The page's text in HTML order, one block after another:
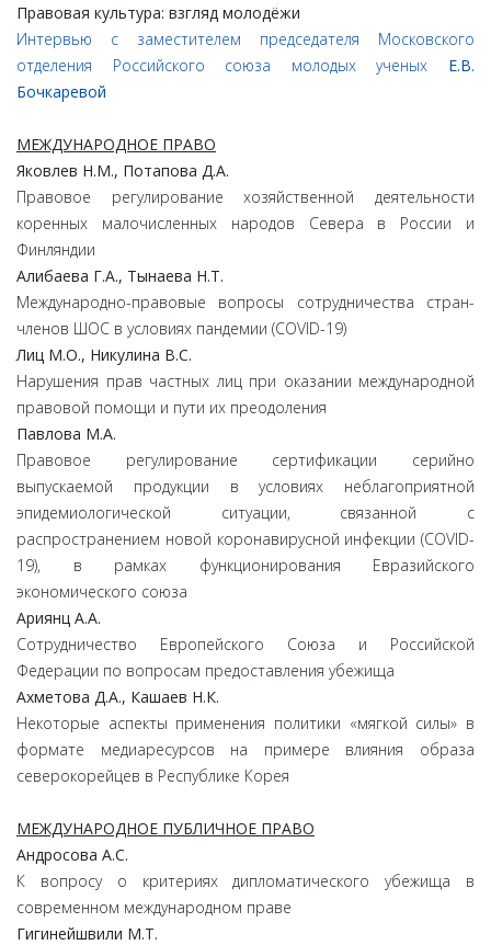
Правовая культура: взгляд молодёжи
Интервью с заместителем председателя Московского
отделения Российского союза молодых ученых Е.В.
Бочкаревой
МЕЖДУНАРОДНОЕ ПРАВО
Яковлев Н.М., Потапова Д.А.
Правовое регулирование хозяйственной деятельности
коренных малочисленных народов Севера в России и
Финляндии
Алибаева Г.А., Тынаева Н.Т.
Международно-правовые вопросы сотрудничества стран-
членов ШОС в условиях пандемии (COVID-19)
Лиц М.О., Никулина В.С.
Нарушения прав частных лиц при оказании международной
правовой помощи и пути их преодоления
Павлова М.А.
Правовое регулирование сертификации серийно
выпускаемой продукции в условиях неблагоприятной
эпидемиологической ситуации, связанной с
распространением новой коронавирусной инфекции (COVID-
19), в рамках функционирования Евразийского
экономического союза
Ариянц А.А.
Сотрудничество Европейского Союза и Российской
Федерации по вопросам предоставления убежища
Ахметова Д.А., Кашаев Н.К.
Некоторые аспекты применения политики «мягкой силы» в
формате медиаресурсов на примере влияния образа
северокорейцев в Республике Корея
МЕЖДУНАРОДНОЕ ПУБЛИЧНОЕ ПРАВО
Андросова А.С.
К вопросу о критериях дипломатического убежища в
современном международном праве
Гигинейшвили М.Т.